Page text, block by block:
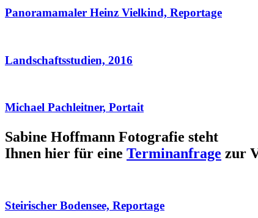
Panoramamaler Heinz Vielkind, Reportage
Landschaftsstudien, 2016
Michael Pachleitner, Portait
Sabine Hoffmann Fotografie steht
Ihnen hier für eine Terminanfrage zur
Steirischer Bodensee, Reportage